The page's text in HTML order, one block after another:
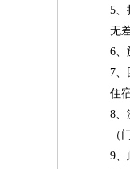
5、
无
6、
7
住
8、
（
9、